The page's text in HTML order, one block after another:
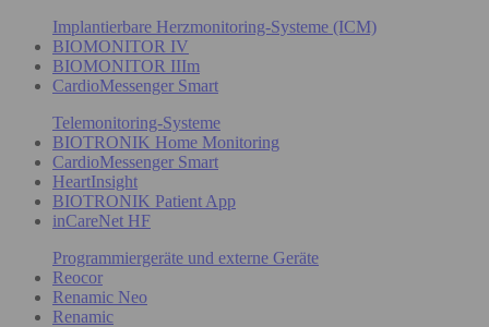
Implantierbare Herzmonitoring-Systeme (ICM)
BIOMONITOR IV
BIOMONITOR IIIm
CardioMessenger Smart
Telemonitoring-Systeme
BIOTRONIK Home Monitoring
CardioMessenger Smart
HeartInsight
BIOTRONIK Patient App
inCareNet HF
Programmiergeräte und externe Geräte
Reocor
Renamic Neo
Renamic